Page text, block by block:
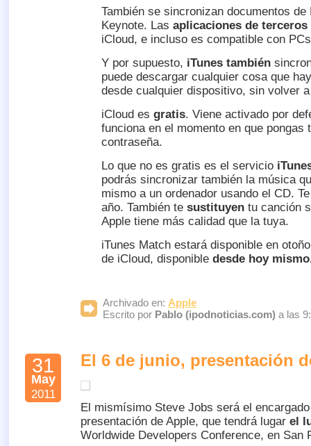
También se sincronizan documentos
Keynote. Las aplicaciones de terceros
iCloud, e incluso es compatible con
Y por supuesto, iTunes también
puede descargar cualquier cosa que
desde cualquier dispositivo, sin volver
iCloud es gratis. Viene activado por
funciona en el momento en que pongas
contraseña.
Lo que no es gratis es el servicio
podrás sincronizar también la música
mismo a un ordenador usando el CD.
año. También te sustituyen tu canción
Apple tiene más calidad que la tuya.
iTunes Match estará disponible en
de iCloud, disponible desde hoy
Archivado en: Apple
Escrito por Pablo (ipodnoticias.com) a las
El 6 de junio, presentación
31
May
2011
El mismísimo Steve Jobs será el
presentación de Apple, que tendrá lugar el
Worldwide Developers Conference, en San